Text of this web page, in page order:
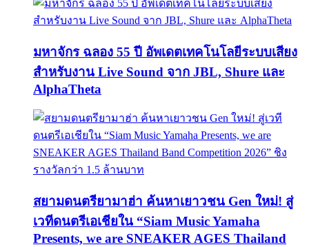
มหาจักร ฉลอง 55 ปี อัพเดตเทคโนโลยีระบบเสียง
สำหรับงาน Live Sound จาก JBL, Shure และ
AlphaTheta
สยามดนตรียามาฮ่า ค้นหาเยาวชน Gen ใหม่! สู่
เวทีดนตรีเอเชียใน “Siam Music Yamaha
Presents, we are SNEAKER AGES Thailand